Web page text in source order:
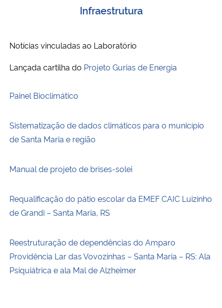
Infraestrutura
Notícias vinculadas ao Laboratório
Lançada cartilha do Projeto Gurias de Energia
Painel Bioclimático
Sistematização de dados climáticos para o município
de Santa Maria e região
Manual de projeto de brises-solei
Requalificação do pátio escolar da EMEF CAIC Luizinho
de Grandi – Santa Maria, RS
Reestruturação de dependências do Amparo
Providência Lar das Vovozinhas – Santa Maria – RS: Ala
Psiquiátrica e ala Mal de Alzheimer